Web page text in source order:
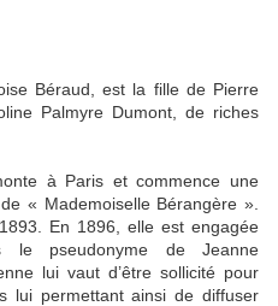
Béraud, est la fille de Pierre
Palmyre Dumont, de riches
à Paris et commence une
« Mademoiselle Bérangère ».
En 1896, elle est engagée
le pseudonyme de Jeanne
lui vaut d’être sollicité pour
lui permettant ainsi de diffuser